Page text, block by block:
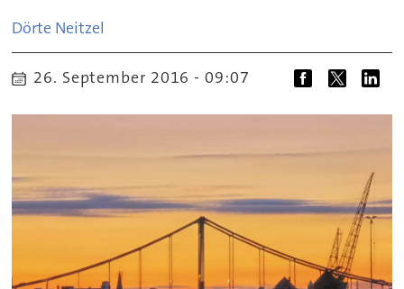
Dörte Neitzel
26. September 2016 - 09:07